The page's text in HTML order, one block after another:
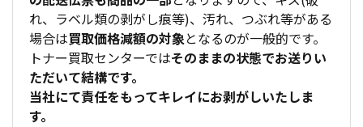
れ、ラベル類の剥がし痕等)、汚れ、つぶれ等がある
場合は買取価格減額の対象となるのが一般的です。
トナー買取センターではそのままの状態でお送りい
ただいて結構です。
当社にて責任をもってキレイにお剥がしいたしま
す。